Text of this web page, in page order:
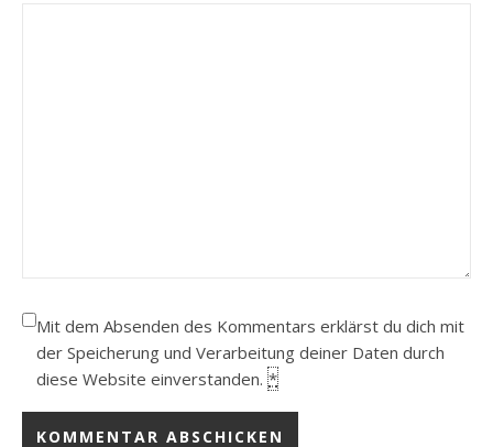
Mit dem Absenden des Kommentars erklärst du dich mit
der Speicherung und Verarbeitung deiner Daten durch
diese Website einverstanden. *